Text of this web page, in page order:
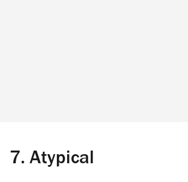
7. Atypical